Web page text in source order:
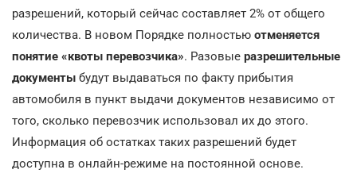
разрешений, который сейчас составляет 2% от общего
количества. В новом Порядке полностью отменяется
понятие «квоты перевозчика». Разовые разрешительные
документы будут выдаваться по факту прибытия
автомобиля в пункт выдачи документов независимо от
того, сколько перевозчик использовал их до этого.
Информация об остатках таких разрешений будет
доступна в онлайн-режиме на постоянной основе.